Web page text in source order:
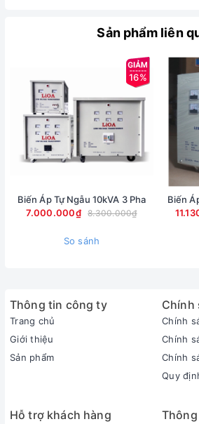
Sản phẩm liên
16%
Biến Áp Tự Ngẫu 10kVA 3 Pha
7.000.000₫
8.300.000₫
So sánh
Biến
Thông tin công ty
Trang chủ
Giới thiệu
Sản phẩm
Chính
Chính
Chính
Chính
Quy
Hỗ trợ khách hàng